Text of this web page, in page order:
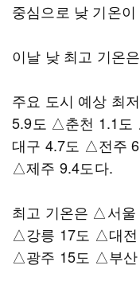
중심으로 낮 기온
이날 낮 최고 기온
주요 도시 예상 최
5.9도 △춘천 1.1
대구 4.7도 △전주
△제주 9.4도다.
최고 기온은 △서
△강릉 17도 △대
△광주 15도 △부산